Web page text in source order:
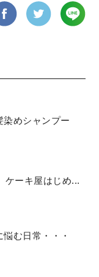
染めシャンプー
ケーキ屋はじめ...
む日常・・・